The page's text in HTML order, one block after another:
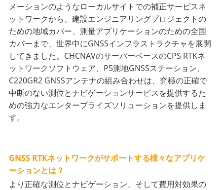
メーションのようなローカルサイトでの補正サービスネ
ットワークから、建設エンジニアリングプロジェクトの
ための地域カバー、測量アプリケーションのための全国
カバーまで、世界中にGNSSインフラストラクチャを展開
してきました。CHCNAVのサーバーベースのCPS RTKネ
ットワークソフトウェア、P5測地GNSSステーション、
C220GR2 GNSSアンテナの組み合わせは、究極の正確で
中断のない測位とナビゲーションサービスを提供するた
めの強力なエンタープライズソリューションを提供しま
す。
GNSS RTKネットワークがサポートする様々なアプリケ
ーションとは？
より正確な測位とナビゲーション、そして費用対効果の